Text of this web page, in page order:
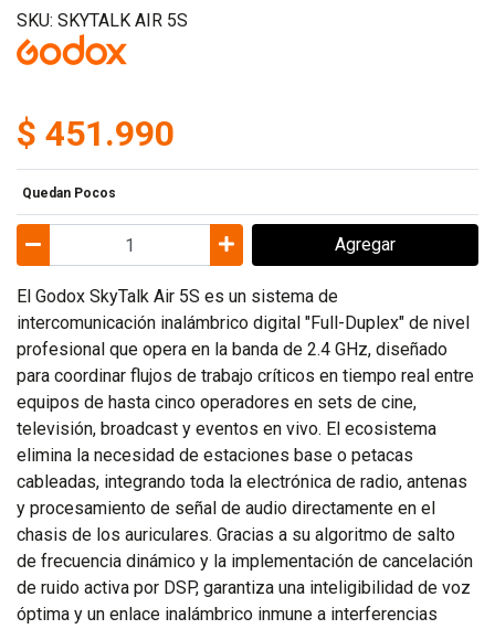
SKU: SKYTALK AIR 5S
$ 451.990
Quedan Pocos
Agregar
El Godox SkyTalk Air 5S es un sistema de
intercomunicación inalámbrico digital "Full-Duplex" de nivel
profesional que opera en la banda de 2.4 GHz, diseñado
para coordinar flujos de trabajo críticos en tiempo real entre
equipos de hasta cinco operadores en sets de cine,
televisión, broadcast y eventos en vivo. El ecosistema
elimina la necesidad de estaciones base o petacas
cableadas, integrando toda la electrónica de radio, antenas
y procesamiento de señal de audio directamente en el
chasis de los auriculares. Gracias a su algoritmo de salto
de frecuencia dinámico y la implementación de cancelación
de ruido activa por DSP, garantiza una inteligibilidad de voz
óptima y un enlace inalámbrico inmune a interferencias